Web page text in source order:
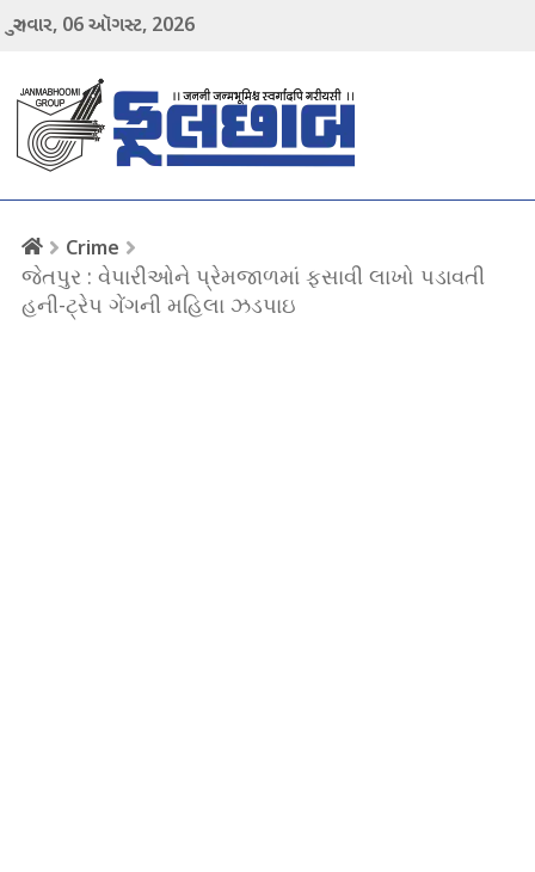
ગુરુવાર, 06ઑગસ્ટ, 2026
Crime
જેતપુર : વેપારીઓને પ્રેમજાળમાં ફસાવી લાખો પડાવતી
હની-ટ્રેપ ગેંગની મહિલા ઝડપાઇ